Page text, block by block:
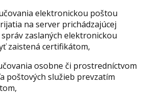
elektronickou poštou
na server prichádzajúcej
zaslaných elektronickou
zaistená certifikátom,
osobne či prostredníctvom
poštových služieb prevzatím